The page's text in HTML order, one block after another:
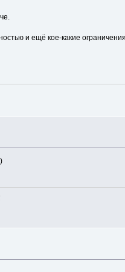
и ещё кое-какие